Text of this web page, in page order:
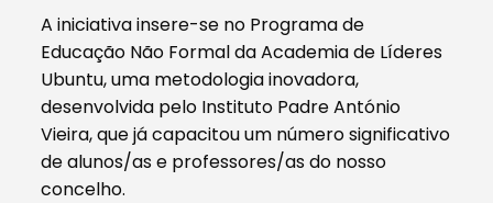
A iniciativa insere-se no Programa de
Educação Não Formal da Academia de Líderes
Ubuntu, uma metodologia inovadora,
desenvolvida pelo Instituto Padre António
Vieira, que já capacitou um número significativo
de alunos/as e professores/as do nosso
concelho.